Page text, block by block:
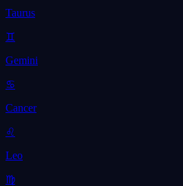
Taurus
♊
Gemini
♋
Cancer
♌
Leo
♍